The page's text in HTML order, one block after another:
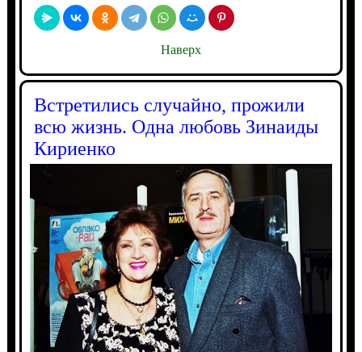
Наверх
Встретились случайно, прожили
всю жизнь. Одна любовь Зинаиды
Кириенко